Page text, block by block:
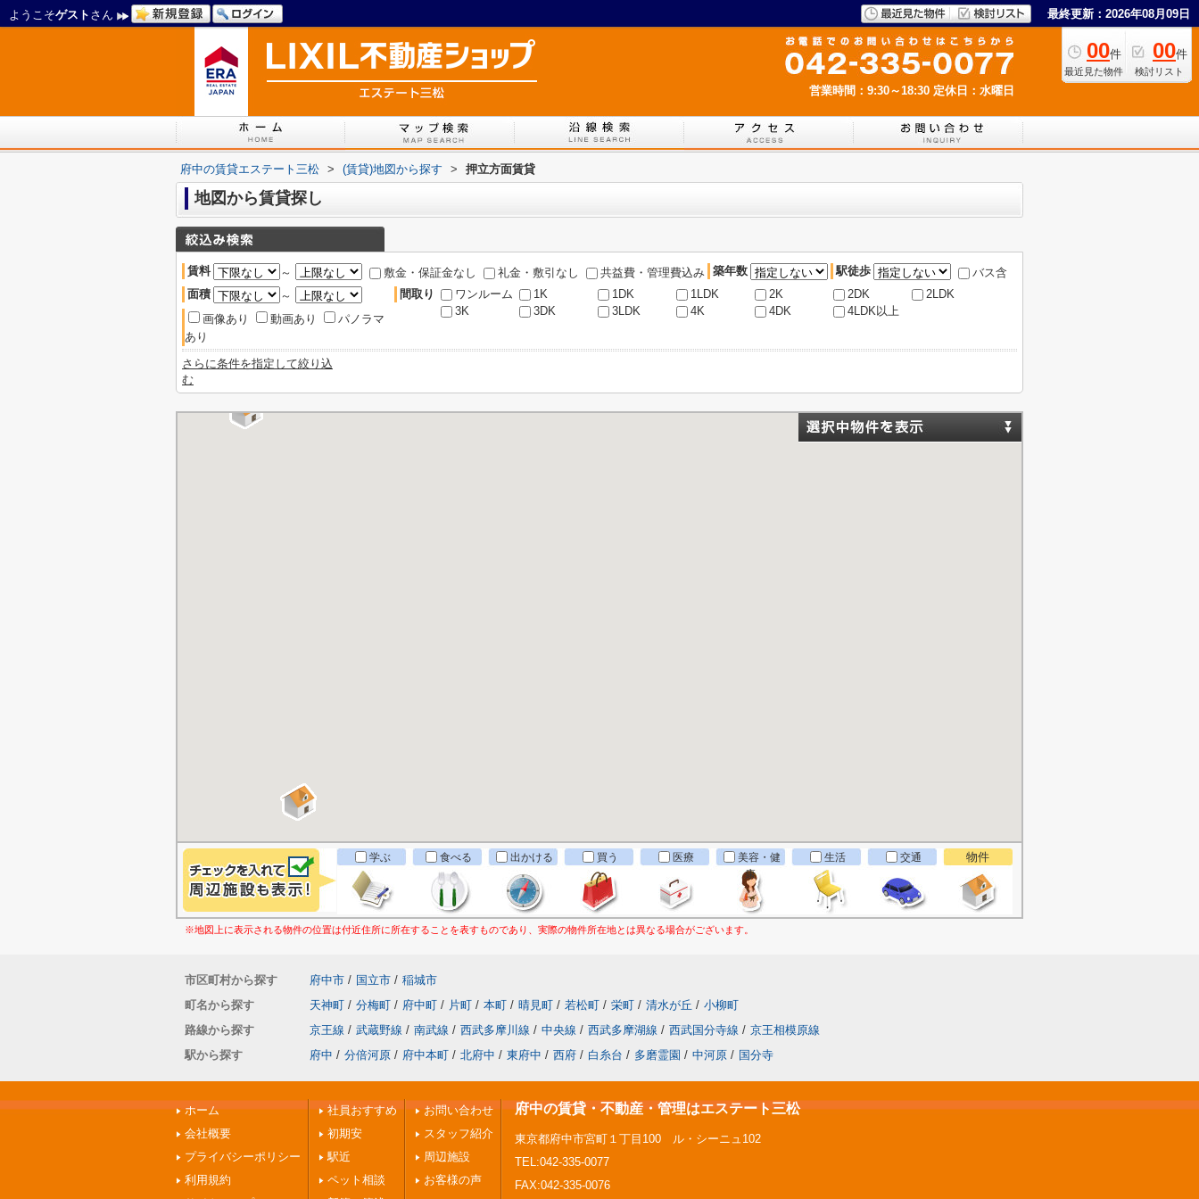
ようこそゲスト さん 最終更新：2026年08月09日
00件
最近見た物件
00件
検討リスト
営業時間：9:30～18:30 定休日：水曜日
府中の賃貸エステート三松 > (賃貸)地図から探す > 押立方面賃貸
地図から賃貸探し
賃料 ～ 敷金・保証金なし 礼金・敷引なし 共益費・管理費込み 築年数 駅徒歩
バス含
面積
～
画像あり
動画あり
パノラマ
あり
間取り ワンルーム 1K 1DK 1LDK 2K 2DK
2LDK
3K
3DK 3LDK 4K 4DK 4LDK以上
さらに条件を指定して絞り込
む
学ぶ 食べる 出かける 買う 医療
美容・健
康
生活 交通 物件
※地図上に表示される物件の位置は付近住所に所在することを表すものであり、実際の物件所在地とは異なる場合がございます。
市区町村から探す 府中市 / 国立市 / 稲城市
町名から探す
天神町 / 分梅町 / 府中町 / 片町 / 本町 / 晴見町 / 若松町 / 栄町 / 清水が丘 / 小柳町
路線から探す
京王線 / 武蔵野線 / 南武線 / 西武多摩川線 / 中央線 / 西武多摩湖線 / 西武国分寺線 / 京王相模原線
駅から探す
府中 / 分倍河原 / 府中本町 / 北府中 / 東府中 / 西府 / 白糸台 / 多磨霊園 / 中河原 / 国分寺
ホーム
会社概要
プライバシーポリシー
利用規約
社員おすすめ
初期安
駅近
ペット相談
お問い合わせ
スタッフ紹介
周辺施設
お客様の声
府中の賃貸・不動産・管理はエステート三松
東京都府中市宮町１丁目100 ル・シーニュ102
TEL:042-335-0077
FAX:042-335-0076